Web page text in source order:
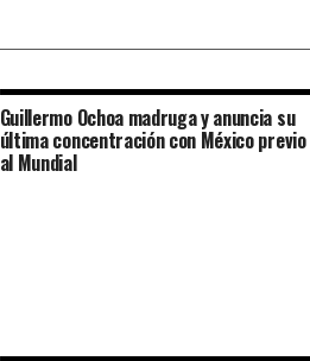
Guillermo Ochoa madruga y anuncia su
última concentración con México previo
al Mundial